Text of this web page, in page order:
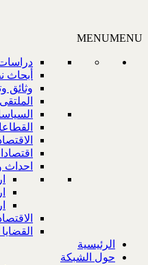
MENUMENU
دراسات
أبحاث
وثائق
احداث
الرئيسية
حول الشبكة